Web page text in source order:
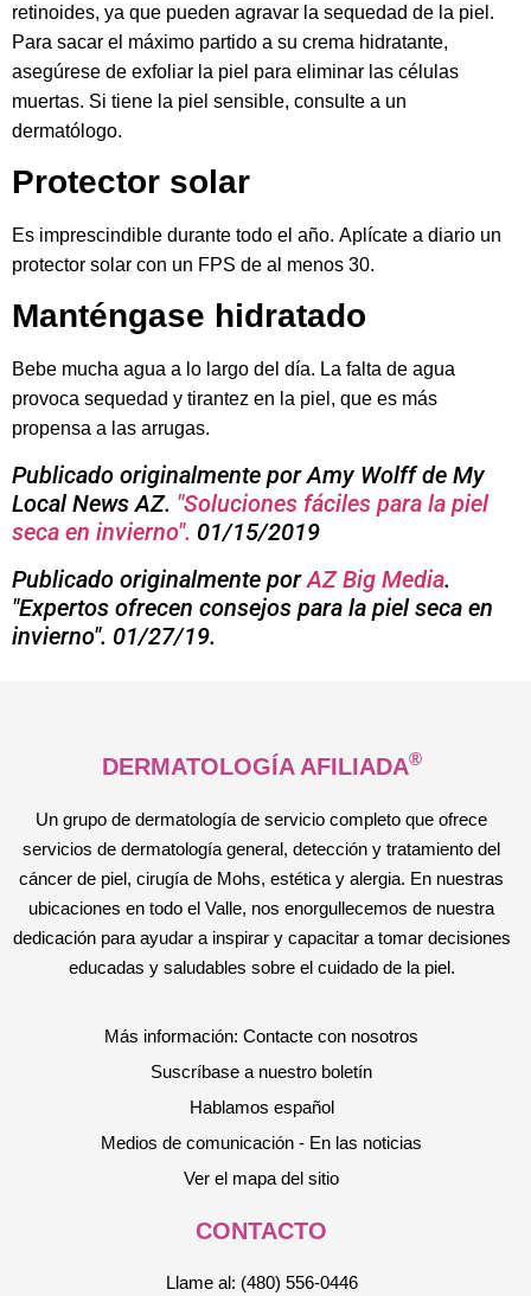
retinoides, ya que pueden agravar la sequedad de la piel.
Para sacar el máximo partido a su crema hidratante,
asegúrese de exfoliar la piel para eliminar las células
muertas. Si tiene la piel sensible, consulte a un
dermatólogo.
Protector solar
Es imprescindible durante todo el año. Aplícate a diario un
protector solar con un FPS de al menos 30.
Manténgase hidratado
Bebe mucha agua a lo largo del día. La falta de agua
provoca sequedad y tirantez en la piel, que es más
propensa a las arrugas.
Publicado originalmente por Amy Wolff de My
Local News AZ. "Soluciones fáciles para la piel
seca en invierno". 01/15/2019
Publicado originalmente porAZ Big Media.
"Expertos ofrecen consejos para la piel seca en
invierno". 01/27/19.
DERMATOLOGÍA AFILIADA®
Un grupo de dermatología de servicio completo que ofrece
servicios de dermatología general, detección y tratamiento del
cáncer de piel, cirugía de Mohs, estética y alergia. En nuestras
ubicaciones en todo el Valle, nos enorgullecemos de nuestra
dedicación para ayudar a inspirar y capacitar a tomar decisiones
educadas y saludables sobre el cuidado de la piel.
Más información: Contacte con nosotros
Suscríbase a nuestro boletín
Hablamos español
Medios de comunicación - En las noticias
Ver el mapa del sitio
CONTACTO
Llame al: (480) 556-0446